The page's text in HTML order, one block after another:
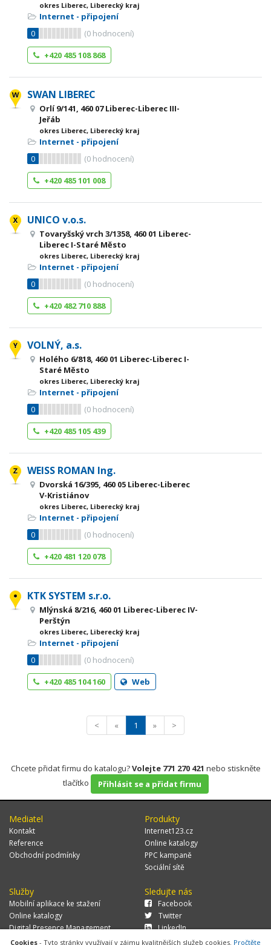
okres Liberec, Liberecký kraj
Internet - připojení
0
(0 hodnocení)
+420 485 108 868
SWAN LIBEREC
Orlí 9/141, 460 07 Liberec-Liberec III-
Jeřáb
okres Liberec, Liberecký kraj
Internet - připojení
0
(0 hodnocení)
+420 485 101 008
UNICO v.o.s.
Tovaryšský vrch 3/1358, 460 01 Liberec-
Liberec I-Staré Město
okres Liberec, Liberecký kraj
Internet - připojení
0
(0 hodnocení)
+420 482 710 888
VOLNÝ, a.s.
Holého 6/818, 460 01 Liberec-Liberec I-
Staré Město
okres Liberec, Liberecký kraj
Internet - připojení
0
(0 hodnocení)
+420 485 105 439
WEISS ROMAN Ing.
Dvorská 16/395, 460 05 Liberec-Liberec
V-Kristiánov
okres Liberec, Liberecký kraj
Internet - připojení
0
(0 hodnocení)
+420 481 120 078
KTK SYSTEM s.r.o.
Mlýnská 8/216, 460 01 Liberec-Liberec IV-
Perštýn
okres Liberec, Liberecký kraj
Internet - připojení
0
(0 hodnocení)
+420 485 104 160
Web
< « 1 » >
Chcete přidat firmu do katalogu?Volejte 771 270 421 nebo stiskněte
tlačítko
Přihlásit se a přidat firmu
Mediatel
Kontakt
Reference
Obchodní podmínky
Produkty
Internet123.cz
Online katalogy
PPC kampaně
Sociální sítě
Služby
Mobilní aplikace ke stažení
Online katalogy
Digital Presence Management
Více zákazníků
Sledujte nás
Facebook
Twitter
LinkedIn
Cookies - Tyto stránky využívají v zájmu kvalitnějších služeb cookies. Pročtěte